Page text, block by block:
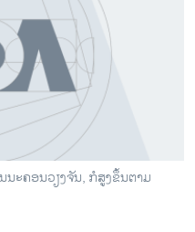
ນະຄອນວຽງຈັນ, ກໍສູງຂຶ້ນຕາມ